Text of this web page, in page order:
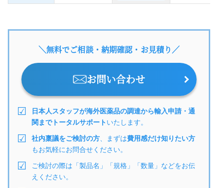
＼無料でご相談・納期確認・お見積り／
お問い合わせ
日本人スタッフが海外医薬品の調達から輸入申請・通
関までトータルサポートいたします。
社内稟議をご検討の方 、まずは費用感だけ知りたい方
もお気軽にお問合せください。
ご検討の際は「製品名」「規格」「数量」などをお伝
えください。